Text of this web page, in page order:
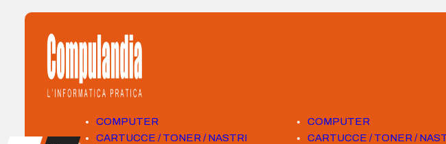
COMPUTER
CARTUCCE / TONER / NASTRI
COMPUTER
CARTUCCE / TONER /